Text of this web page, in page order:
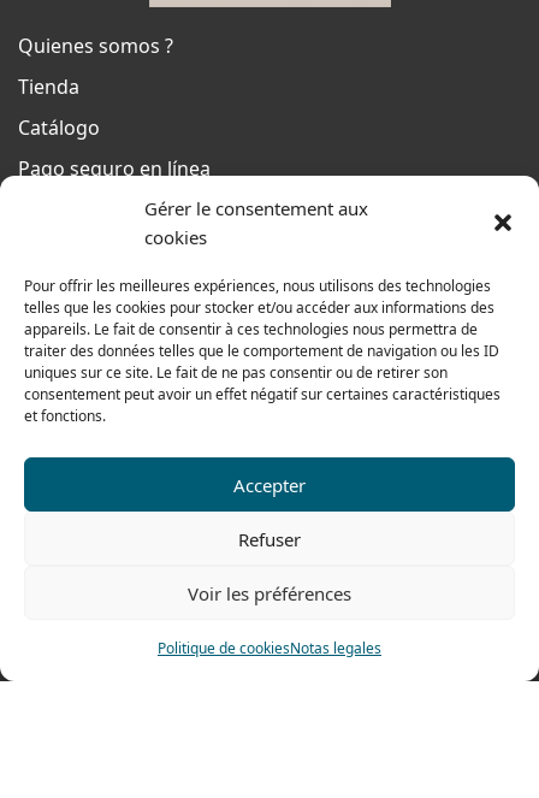
Gérer le consentement aux
cookies
Pour offrir les meilleures expériences, nous utilisons des technologies
telles que les cookies pour stocker et/ou accéder aux informations des
appareils. Le fait de consentir à ces technologies nous permettra de
traiter des données telles que le comportement de navigation ou les ID
uniques sur ce site. Le fait de ne pas consentir ou de retirer son
consentement peut avoir un effet négatif sur certaines caractéristiques
et fonctions.
Accepter
Refuser
Voir les préférences
Politique de cookiesNotas legales
Quienes somos ?
Tienda
Catálogo
Pago seguro en línea
Condiciones generales de venta
Del lunes al jueves
De 8h a 12h30 y de 13h30 a 17h20
El viernes
De 8h a 12h30 y de 13h30 a 16h
Fax: 0033 474 62 81 69
478 rue Alexandre Richetta